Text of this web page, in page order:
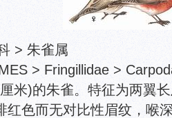
> 朱雀属
> Fringillidae >
米)的朱雀。特征为两翼
红色而无对比性眉纹，喉